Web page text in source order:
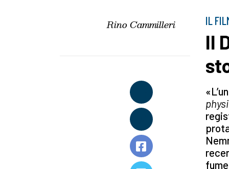
Rino Cammilleri IL
Il